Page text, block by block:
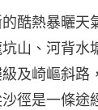
酷熱暴曬天
山、河背水
及崎嶇斜路
徑是一條途